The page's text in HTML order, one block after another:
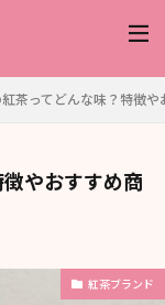
茶ってどんな味？特徴
やおすすめ商
紅茶ブランド